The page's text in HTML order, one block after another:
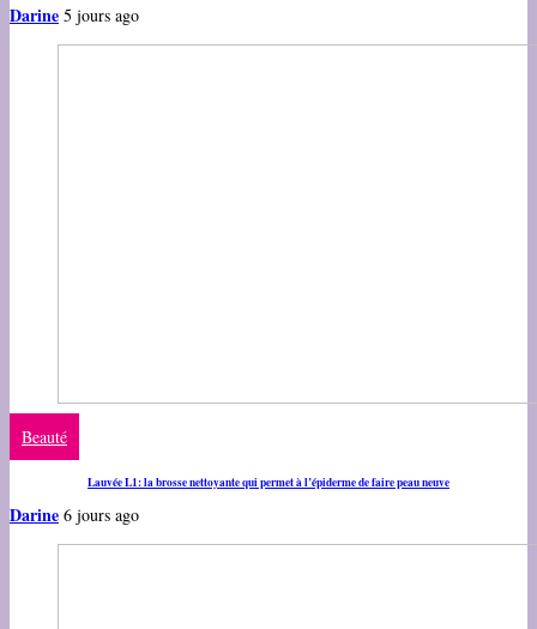
Darine 5 jours ago
Beauté
Lauvée L1: la brosse nettoyante qui permet à l’épiderme de faire peau neuve
Darine 6 jours ago